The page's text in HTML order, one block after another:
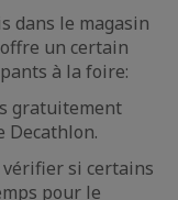
dans le magasin
un certain
à la foire:
gratuitement
Decathlon.
vérifier si certains
pour le